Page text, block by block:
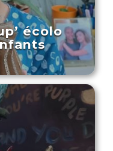
écolo